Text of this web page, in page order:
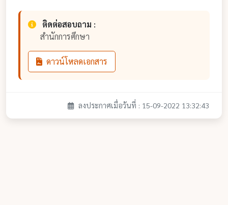
ติดต่อสอบถาม :
สำนักการศึกษา
ดาวน์โหลดเอกสาร
ลงประกาศเมื่อวันที่ : 15-09-2022 13:32:43